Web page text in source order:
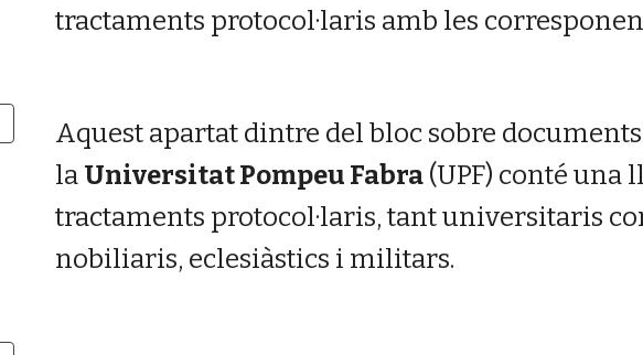
tractaments protocol·laris amb les
Aquest apartat dintre del bloc sobre
la Universitat Pompeu Fabra (UPF) conté una
tractaments protocol·laris, tant universitaris
nobiliaris, eclesiàstics i militars.